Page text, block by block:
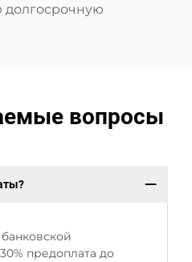
долгосрочную
вопросы
предоплата до